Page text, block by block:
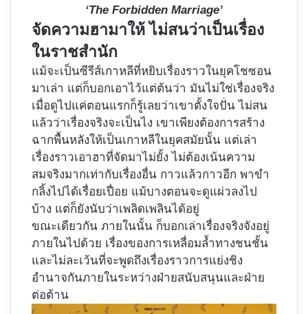
‘The Forbidden Marriage’
จัดความฮามาให้ ไม่สนว่าเป็นเรื่อง
ในราชสำนัก
แม้จะเป็นซีรีส์เกาหลีที่หยิบเรื่องราวในยุคโชซอน
มาเล่า แต่ก็บอกเอาไว้แต่ต้นว่า มันไม่ใช่เรื่องจริง
เมื่อดูไปแค่ตอนแรกก็รู้เลยว่าเขาตั้งใจปั่น ไม่สน
แล้วว่าเรื่องจริงจะเป็นไง เขาเพียงต้องการสร้าง
ฉากพื้นหลังให้เป็นเกาหลีในยุคสมัยนั้น แต่เล่า
เรื่องราวเอาฮาที่จัดมาไม่ยั้ง ไม่ต้องเน้นความ
สมจริงมากเท่ากับเรื่องอื่น กาวแล้วกาวอีก พาขำ
กลิ้งไปได้เรื่อยเปื่อย แม้บางตอนจะดูแผ่วลงไป
บ้าง แต่ก็ยังนับว่าเพลิดเพลินได้อยู่
ขณะเดียวกัน ภายในนั้น ก็บอกเล่าเรื่องจริงจังอยู่
ภายในไปด้วย เรื่องของการเหลื่อมล้ำทางชนชั้น
และไม่ละเว้นที่จะพูดถึงเรื่องราวการแย่งชิง
อำนาจกันภายในระหว่างฝ่ายสนับสนุนและฝ่าย
ต่อต้าน